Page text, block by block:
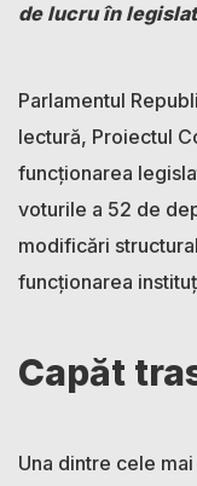
de lucru în
Parlamentul
lectură, Proiectul
funcționarea
voturile a 52 de
modificări
funcționarea
Capăt
Una dintre cele